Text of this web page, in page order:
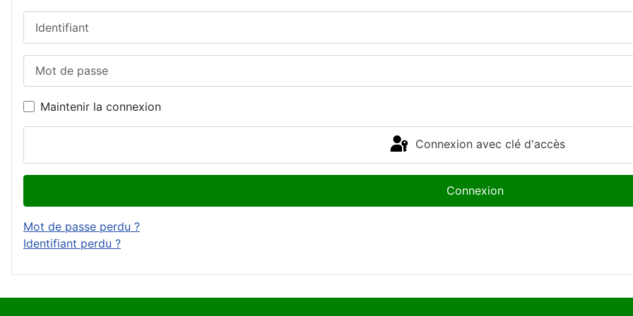
Maintenir la connexion
Connexion avec clé d'accès
Connexion
Mot de passe perdu ?
Identifiant perdu ?